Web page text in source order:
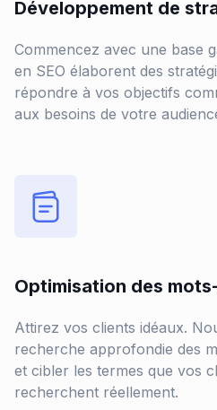
Développement de
Commencez avec une base
en SEO élaborent des
répondre à vos objectifs
aux besoins de votre
Optimisation des
Attirez vos clients idéaux.
recherche approfondie des
et cibler les termes que vos
recherchent réellement.